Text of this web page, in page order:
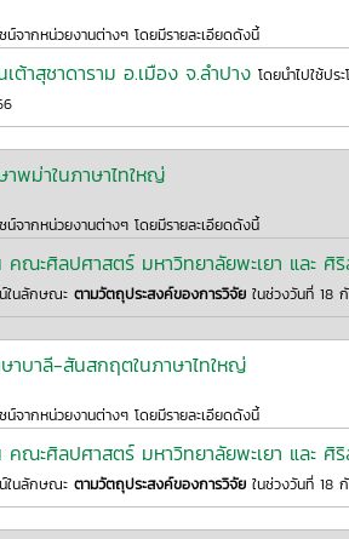
น์จากหน่วยงานต่างๆ โดยมีรายละเอียดดังนี้
ต้าสุชาดาราม อ.เมือง จ.ลำปาง โดยนำไปใช้ปร
าพม่าในภาษาไทใหญ่
น์จากหน่วยงานต่างๆ โดยมีรายละเอียดดังนี้
ณะศิลปศาสตร์ มหาวิทยาลัยพะเยา และ
น์ในลักษณะ ตามวัตถุประสงค์ของการวิจัยในช่วงวันที่ 18
าบาลี-สันสกฤตในภาษาไทใหญ่
น์จากหน่วยงานต่างๆ โดยมีรายละเอียดดังนี้
ณะศิลปศาสตร์ มหาวิทยาลัยพะเยา และ
น์ในลักษณะ ตามวัตถุประสงค์ของการวิจัยในช่วงวันที่ 18